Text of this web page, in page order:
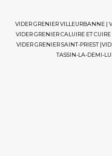
VIDER GRENIER VILLEURBANNE
VIDER GRENIER CALUIRE ET CUIRE|
VIDER GRENIER SAINT-PRIEST|
TASSIN-LA-DEMI-